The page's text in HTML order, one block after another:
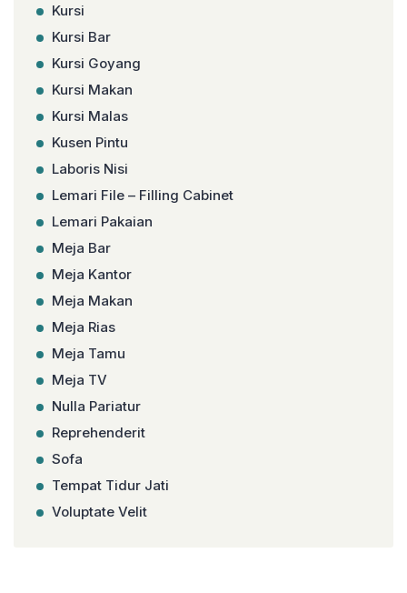
Kursi
Kursi Bar
Kursi Goyang
Kursi Makan
Kursi Malas
Kusen Pintu
Laboris Nisi
Lemari File – Filling Cabinet
Lemari Pakaian
Meja Bar
Meja Kantor
Meja Makan
Meja Rias
Meja Tamu
Meja TV
Nulla Pariatur
Reprehenderit
Sofa
Tempat Tidur Jati
Voluptate Velit